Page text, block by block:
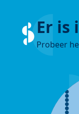
Er is
Probeer